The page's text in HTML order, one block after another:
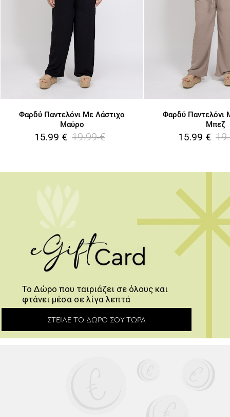
Φαρδύ Παντελόνι Με Λάστιχο
Μαύρο
15.99 € 19.99 €
Φαρδύ Παντελόνι
Μπεζ
15.99 €
Το Δώρο που ταιριάζει σε όλους και
φτάνει μέσα σε λίγα λεπτά
ΣΤΕΊΛΕ ΤΟ ΔΏΡΟ ΣΟΥ ΤΏΡΑ